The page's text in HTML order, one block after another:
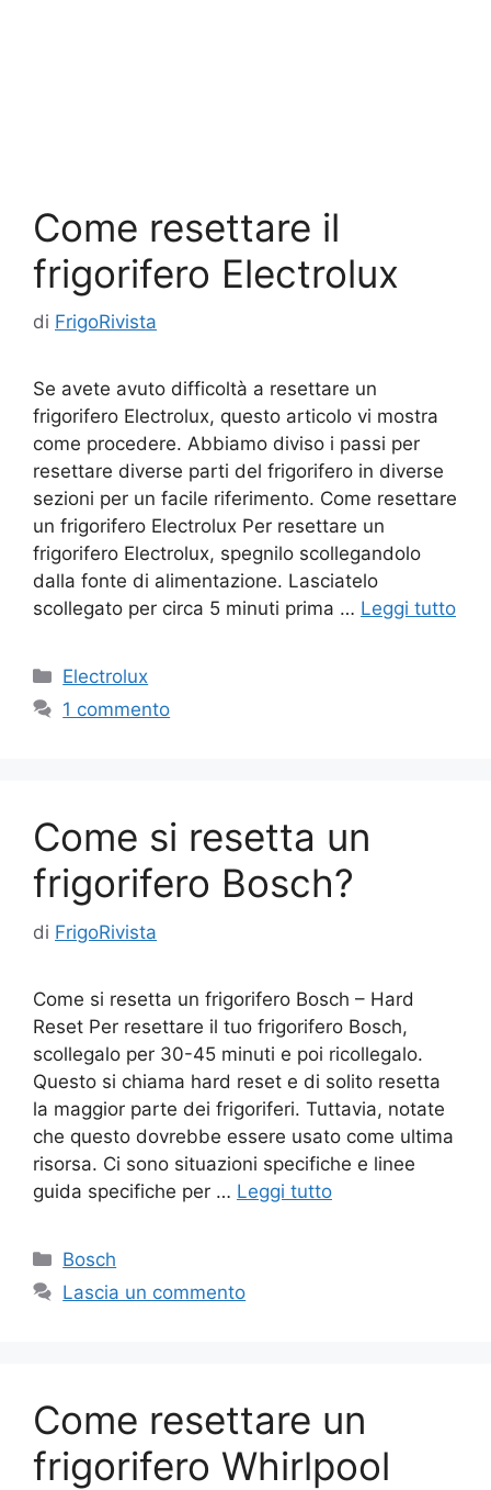
Come resettare il
frigorifero Electrolux
di FrigoRivista
Se avete avuto difficoltà a resettare un
frigorifero Electrolux, questo articolo vi mostra
come procedere. Abbiamo diviso i passi per
resettare diverse parti del frigorifero in diverse
sezioni per un facile riferimento. Come resettare
un frigorifero Electrolux Per resettare un
frigorifero Electrolux, spegnilo scollegandolo
dalla fonte di alimentazione. Lasciatelo
scollegato per circa 5 minuti prima … Leggi tutto
Categorie
Electrolux
1 commento
Come si resetta un
frigorifero Bosch?
di FrigoRivista
Come si resetta un frigorifero Bosch – Hard
Reset Per resettare il tuo frigorifero Bosch,
scollegalo per 30-45 minuti e poi ricollegalo.
Questo si chiama hard reset e di solito resetta
la maggior parte dei frigoriferi. Tuttavia, notate
che questo dovrebbe essere usato come ultima
risorsa. Ci sono situazioni specifiche e linee
guida specifiche per … Leggi tutto
Categorie
Bosch
Lascia un commento
Come resettare un
frigorifero Whirlpool